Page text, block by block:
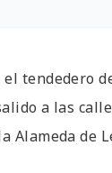
tendedero
a las
Alameda de